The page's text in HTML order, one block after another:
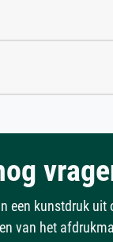
een kunstdruk
van het